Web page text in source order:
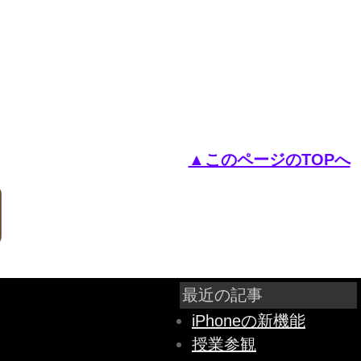
▲このページのTOPへ
最近の記事
iPhoneの新機能
授業参観